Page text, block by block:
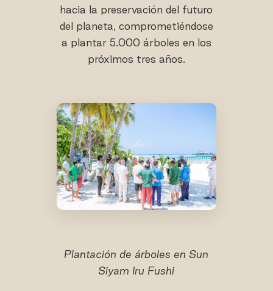
hacia la preservación del futuro
del planeta, comprometiéndose
a plantar 5.000 árboles en los
próximos tres años.
Plantación de árboles en Sun
Siyam Iru Fushi